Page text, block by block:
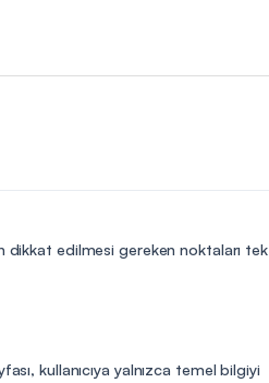
dikkat edilmesi gereken noktaları tek
kullanıcıya yalnızca temel bilgiyi